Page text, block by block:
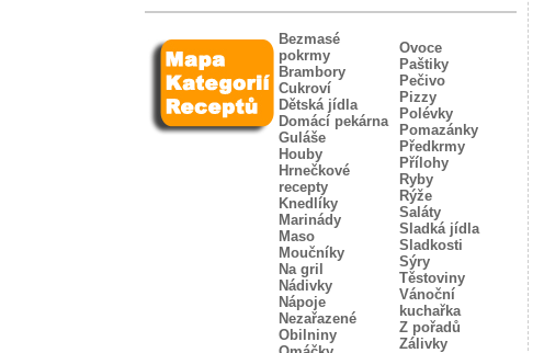
Bezmasé
pokrmy
Brambory
Cukroví
Dětská jídla
Domácí pekárna
Guláše
Houby
Hrnečkové
recepty
Knedlíky
Marinády
Maso
Moučníky
Na gril
Nádivky
Nápoje
Nezařazené
Obilniny
Ovoce
Paštiky
Pečivo
Pizzy
Polévky
Pomazánky
Předkrmy
Přílohy
Ryby
Rýže
Saláty
Sladká jídla
Sladkosti
Sýry
Těstoviny
Vánoční
kuchařka
Z pořadů
Zálivky